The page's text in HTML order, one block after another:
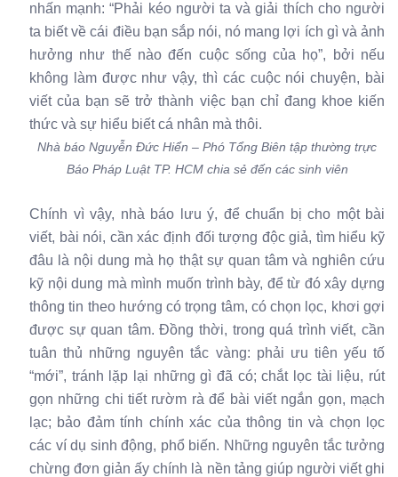
nhấn mạnh: “Phải kéo người ta và giải thích cho người
ta biết về cái điều bạn sắp nói, nó mang lợi ích gì và ảnh
hưởng như thế nào đến cuộc sống của họ”, bởi nếu
không làm được như vậy, thì các cuộc nói chuyện, bài
viết của bạn sẽ trở thành việc bạn chỉ đang khoe kiến
thức và sự hiểu biết cá nhân mà thôi.
Nhà báo Nguyễn Đức Hiển – Phó Tổng Biên tập thường trực
Báo Pháp Luật TP. HCM chia sẻ đến các sinh viên
Chính vì vậy, nhà báo lưu ý, để chuẩn bị cho một bài
viết, bài nói, cần xác định đối tượng độc giả, tìm hiểu kỹ
đâu là nội dung mà họ thật sự quan tâm và nghiên cứu
kỹ nội dung mà mình muốn trình bày, để từ đó xây dựng
thông tin theo hướng có trọng tâm, có chọn lọc, khơi gợi
được sự quan tâm. Đồng thời, trong quá trình viết, cần
tuân thủ những nguyên tắc vàng: phải ưu tiên yếu tố
“mới”, tránh lặp lại những gì đã có; chắt lọc tài liệu, rút
gọn những chi tiết rườm rà để bài viết ngắn gọn, mạch
lạc; bảo đảm tính chính xác của thông tin và chọn lọc
các ví dụ sinh động, phổ biến. Những nguyên tắc tưởng
chừng đơn giản ấy chính là nền tảng giúp người viết ghi